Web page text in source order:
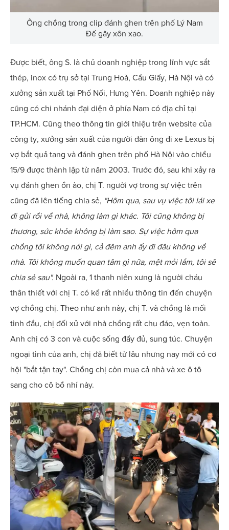
Ông chồng trong clip đánh ghen trên phố Lý Nam
Đế gây xôn xao.
Được biết, ông S. là chủ doanh nghiệp trong lĩnh vực sắt
thép, inox có trụ sở tại Trung Hoà, Cầu Giấy, Hà Nội và có
xưởng sản xuất tại Phố Nối, Hưng Yên. Doanh nghiệp này
cũng có chi nhánh đại diện ở phía Nam có địa chỉ tại
TP.HCM. Cũng theo thông tin giới thiệu trên website của
công ty, xưởng sản xuất của người đàn ông đi xe Lexus bị
vợ bắt quả tang và đánh ghen trên phố Hà Nội vào chiều
15/9 được thành lập từ năm 2003. Trước đó, sau khi xảy ra
vụ đánh ghen ồn ào, chị T. người vợ trong sự việc trên
cũng đã lên tiếng chia sẻ, "Hôm qua, sau vụ việc tôi lái xe
đi gửi rồi về nhà, không làm gì khác. Tôi cũng không bị
thương, sức khỏe không bị làm sao. Sự việc hôm qua
chồng tôi không nói gì, cả đêm anh ấy đi đâu không về
nhà. Tôi không muốn quan tâm gì nữa, mệt mỏi lắm, tôi sẽ
chia sẻ sau". Ngoài ra, 1 thanh niên xưng là người cháu
thân thiết với chị T. có kể rất nhiều thông tin đến chuyện
vợ chồng chị. Theo như anh này, chị T. và chồng là mối
tình đầu, chị đối xử với nhà chồng rất chu đáo, vẹn toàn.
Anh chị có 3 con và cuộc sống đầy đủ, sung túc. Chuyện
ngoại tình của anh, chị đã biết từ lâu nhưng nay mới có cơ
hội "bắt tận tay". Chồng chị còn mua cả nhà và xe ô tô
sang cho cô bồ nhí này.